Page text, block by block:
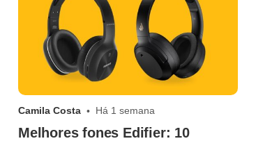
Camila Costa Há 1 semana
Melhores fones Edifier: 10